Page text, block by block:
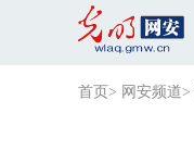
首页 > 网安频道>